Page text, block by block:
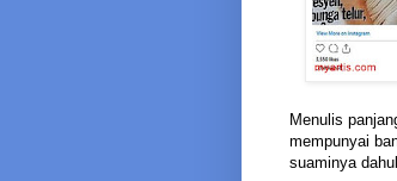
Menulis
mempunyai
suaminya